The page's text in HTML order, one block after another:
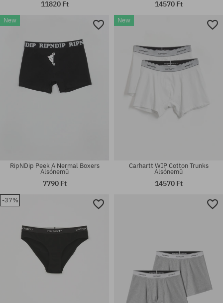
Elérhető méretek:
Elérhető méretek:
Elérhető méretek:
11820 Ft 14570 Ft
New
RipNDip Peek A Nermal Boxers
Alsónemű
7790 Ft
New
Carhartt WIP Cotton Trunks
Alsónemű
14570 Ft
-37%